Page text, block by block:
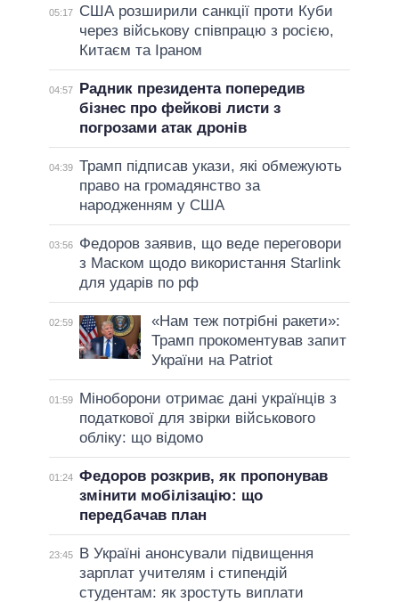
05:17
США розширили санкції проти Куби
через військову співпрацю з росією,
Китаєм та Іраном
04:57
Радник президента попередив
бізнес про фейкові листи з
погрозами атак дронів
04:39 Трамп підписав укази, які обмежують
право на громадянство за
народженням у США
03:56
Федоров заявив, що веде переговори
з Маском щодо використання Starlink
для ударів по рф
02:59
«Нам теж потрібні ракети»:
Трамп прокоментував запит
України на Patriot
01:59
Міноборони отримає дані українців з
податкової для звірки військового
обліку: що відомо
01:24 Федоров розкрив, як пропонував
змінити мобілізацію: що
передбачав план
23:45
В Україні анонсували підвищення
зарплат учителям і стипендій
студентам: як зростуть виплати